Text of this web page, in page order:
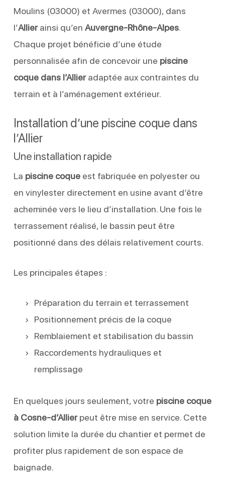
Moulins (03000) et Avermes (03000), dans
l’Allierainsi qu’en Auvergne-Rhône-Alpes.
Chaque projet bénéficie d’une étude
personnalisée afin de concevoir une piscine
coque dans l’Allieradaptée aux contraintes du
terrain et à l’aménagement extérieur.
Installation d’une piscine coque dans
l’Allier
Une installation rapide
La piscine coqueest fabriquée en polyester ou
en vinylester directement en usine avant d’être
acheminée vers le lieu d’installation. Une fois le
terrassement réalisé, le bassin peut être
positionné dans des délais relativement courts.
Les principales étapes :
Préparation du terrain et terrassement
Positionnement précis de la coque
Remblaiement et stabilisation du bassin
Raccordements hydrauliques et
remplissage
En quelques jours seulement, votre piscine coque
à Cosne-d’Allierpeut être mise en service. Cette
solution limite la durée du chantier et permet de
profiter plus rapidement de son espace de
baignade.